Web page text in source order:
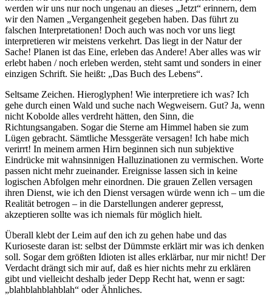
werden wir uns nur noch ungenau an dieses „Jetzt“ erinnern, dem
wir den Namen „Vergangenheit gegeben haben. Das führt zu
falschen Interpretationen! Doch auch was noch vor uns liegt
interpretieren wir meistens verkehrt. Das liegt in der Natur der
Sache! Planen ist das Eine, erleben das Andere! Aber alles was wir
erlebt haben / noch erleben werden, steht samt und sonders in einer
einzigen Schrift. Sie heißt: „Das Buch des Lebens“.
Seltsame Zeichen. Hieroglyphen! Wie interpretiere ich was? Ich
gehe durch einen Wald und suche nach Wegweisern. Gut? Ja, wenn
nicht Kobolde alles verdreht hätten, den Sinn, die
Richtungsangaben. Sogar die Sterne am Himmel haben sie zum
Lügen gebracht. Sämtliche Messgeräte versagen! Ich habe mich
verirrt! In meinem armen Hirn beginnen sich nun subjektive
Eindrücke mit wahnsinnigen Halluzinationen zu vermischen. Worte
passen nicht mehr zueinander. Ereignisse lassen sich in keine
logischen Abfolgen mehr einordnen. Die grauen Zellen versagen
ihren Dienst, wie ich den Dienst versagen würde wenn ich – um die
Realität betrogen – in die Darstellungen anderer gepresst,
akzeptieren sollte was ich niemals für möglich hielt.
Überall klebt der Leim auf den ich zu gehen habe und das
Kurioseste daran ist: selbst der Dümmste erklärt mir was ich denken
soll. Sogar dem größten Idioten ist alles erklärbar, nur mir nicht! Der
Verdacht drängt sich mir auf, daß es hier nichts mehr zu erklären
gibt und vielleicht deshalb jeder Depp Recht hat, wenn er sagt:
„blahblahblahblah“ oder Ähnliches.